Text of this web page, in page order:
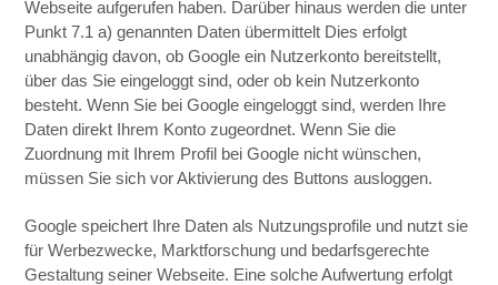
Webseite aufgerufen haben. Darüber hinaus werden die unter
Punkt 7.1 a) genannten Daten übermittelt Dies erfolgt
unabhängig davon, ob Google ein Nutzerkonto bereitstellt,
über das Sie eingeloggt sind, oder ob kein Nutzerkonto
besteht. Wenn Sie bei Google eingeloggt sind, werden Ihre
Daten direkt Ihrem Konto zugeordnet. Wenn Sie die
Zuordnung mit Ihrem Profil bei Google nicht wünschen,
müssen Sie sich vor Aktivierung des Buttons ausloggen.
Google speichert Ihre Daten als Nutzungsprofile und nutzt sie
für Werbezwecke, Marktforschung und bedarfsgerechte
Gestaltung seiner Webseite. Eine solche Aufwertung erfolgt